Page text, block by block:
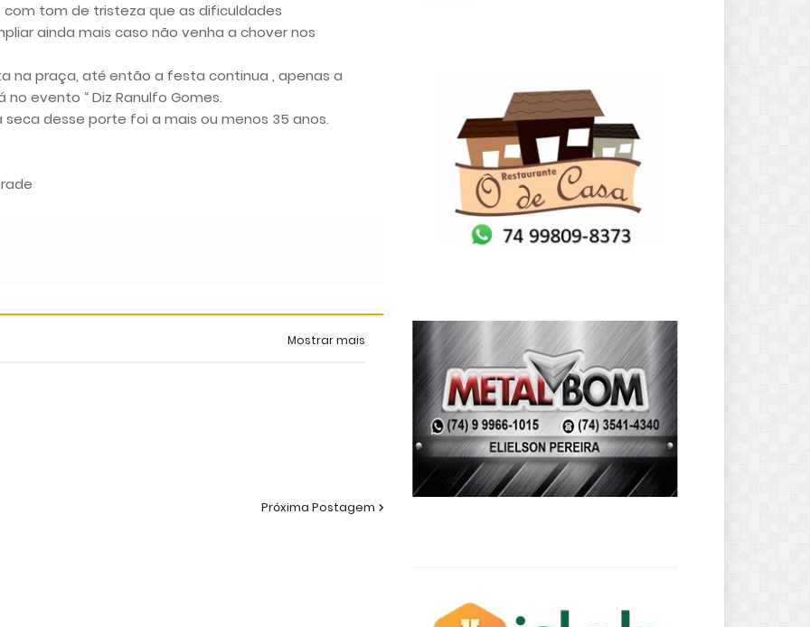
tom de tristeza que as dificuldades
ainda mais caso não venha a chover nos
na praça, até então a festa continua , apenas a
evento “ Diz Ranulfo Gomes.
desse porte foi a mais ou menos 35 anos.
Mostrar mais
Próxima Postagem